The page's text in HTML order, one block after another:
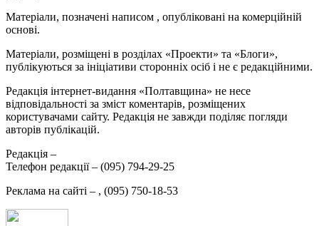
Матеріали, позначені написом , опубліковані на комерційній
основі.
Матеріали, розміщені в розділах «Проекти» та «Блоги»,
публікуються за ініціативи сторонніх осіб і не є редакційними.
Редакція інтернет-видання «Полтавщина» не несе
відповідальності за зміст коментарів, розміщених
користувачами сайту. Редакція не завжди поділяє погляди
авторів публікацій.
Редакція –
Телефон редакції – (095) 794-29-25
Реклама на сайті – , (095) 750-18-53